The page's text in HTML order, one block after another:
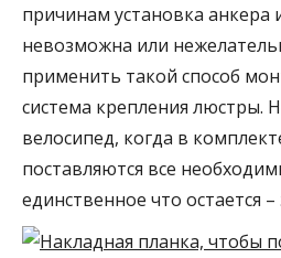
причинам установка анкера
невозможна или
применить такой способ
система крепления люстры.
велосипед, когда в
поставляются все
единственное что остается –